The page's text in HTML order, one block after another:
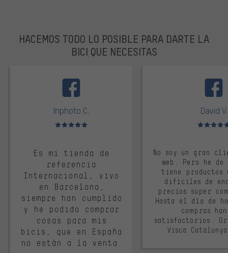
HACEMOS TODO LO POSIBLE PARA DARTE LA
BICI QUE NECESITAS
Inphoto C.
Valoración media: 5 de 5
Es mi tienda de
referencia
Internacional, vivo
en Barcelona,
siempre han cumplido
y he podido comprar
cosas para mis
bicis, que en España
no están a la venta.
David V.
Valoración
No soy un gran
web. Pero he
tiene productos
difíciles de
precios súper
Hasta el día de
compras
satisfactorios.
Visca